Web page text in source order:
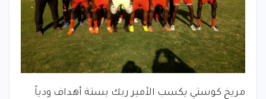
مريخ كوستي يكسب الأمير ربك بستة أهداف ودياً